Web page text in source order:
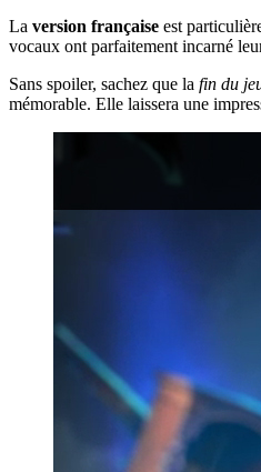
La version française est
vocaux ont parfaitement incarné
Sans spoiler, sachez que la fin du
mémorable. Elle laissera une